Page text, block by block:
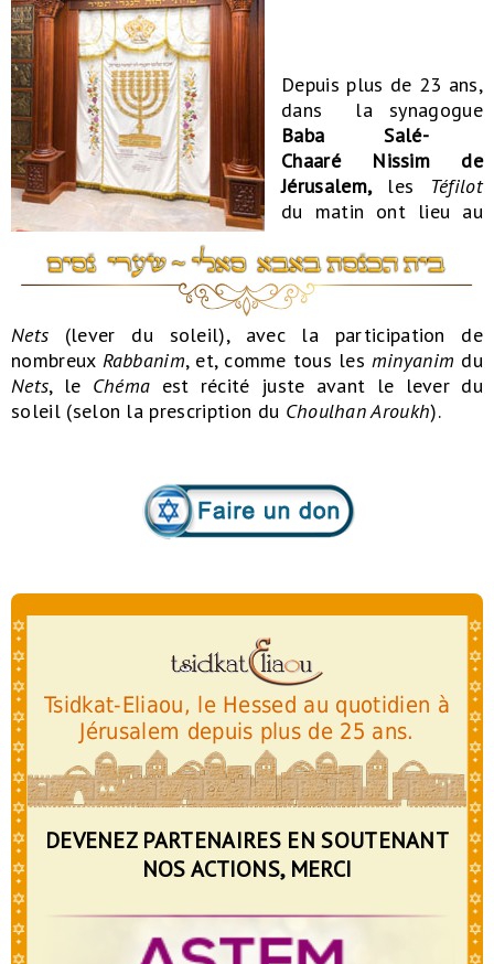
Depuis plus de 23 ans,
dans la synagogue
Baba Salé-
Chaaré Nissim de
Jérusalem,les Téfilot
du matin ont lieu au
Nets (lever du soleil), avec la participation de
nombreux Rabbanim, et, comme tous les minyanim du
Nets, le Chéma est récité juste avant le lever du
soleil (selon la prescription du Choulhan Aroukh).
Tsidkat-Eliaou, le Hessed au quotidien à
Jérusalem depuis plus de 25 ans.
DEVENEZ PARTENAIRES EN SOUTENANT
NOS ACTIONS, MERCI